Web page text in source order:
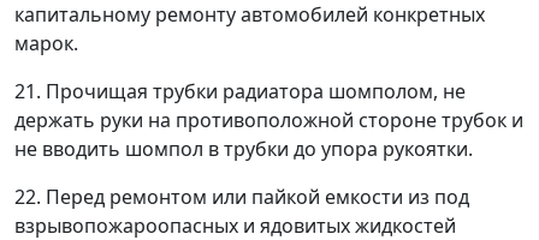
капитальному ремонту автомобилей конкретных
марок.
21. Прочищая трубки радиатора шомполом, не
держать руки на противоположной стороне трубок и
не вводить шомпол в трубки до упора рукоятки.
22. Перед ремонтом или пайкой емкости из под
взрывопожароопасных и ядовитых жидкостей